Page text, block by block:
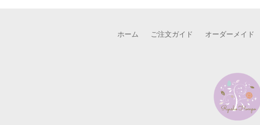
ホーム ご注文ガイド オーダーメイド